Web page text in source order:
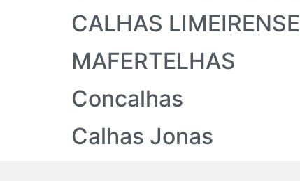
CALHAS LIMEIRENSE
MAFERTELHAS
Concalhas
Calhas Jonas